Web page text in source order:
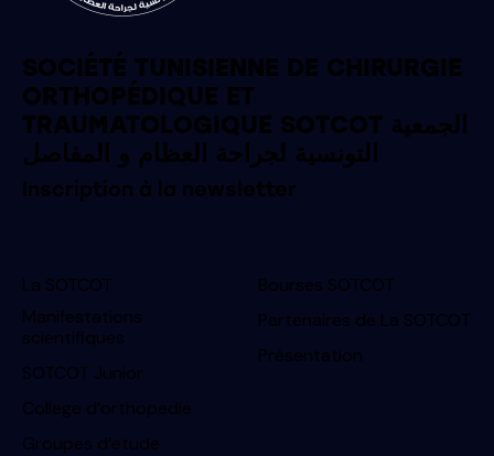
SOCIÉTÉ TUNISIENNE DE CHIRURGIE
ORTHOPÉDIQUE ET
TRAUMATOLOGIQUE SOTCOT الجمعية
التونسية لجراحة العظام و المفاصل
Inscription à la newsletter
La SOTCOT
Manifestations
scientifiques
SOTCOT Junior
College d’orthopedie
Groupes d’etude
Bourses SOTCOT
Partenaires de La SOTCOT
Présentation